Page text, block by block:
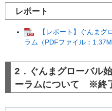
レポート
【レポート】ぐんま
ラム（PDFファイル：
2．ぐんまグローバル
ーラムについて ※終